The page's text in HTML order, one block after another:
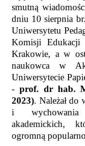
smutną
dniu 10 sierpnia
Uniwersytetu
Komisji Edukacji
Krakowie, a w
naukowca w
Uniwersytecie
- prof. dr hab.
2023). Należał do
i wychowania
akademickich,
ogromną